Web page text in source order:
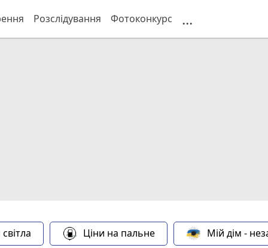
Розслідування Фотоконкурс ...
Ціни на пальне Мій дім -